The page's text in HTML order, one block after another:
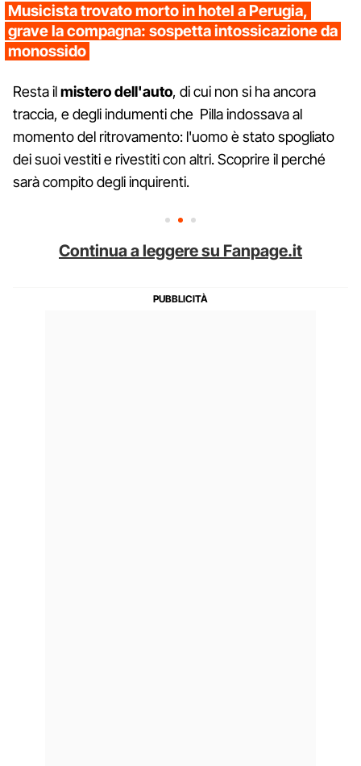
Musicista trovato morto in hotel a Perugia,
grave la compagna: sospetta intossicazione da
monossido
Resta ilmistero dell'auto, di cui non si ha ancora
traccia, e degli indumenti che Pilla indossava al
momento del ritrovamento: l'uomo è stato spogliato
dei suoi vestiti e rivestiti con altri. Scoprire il perché
sarà compito degli inquirenti.
Continua a leggere su Fanpage.it